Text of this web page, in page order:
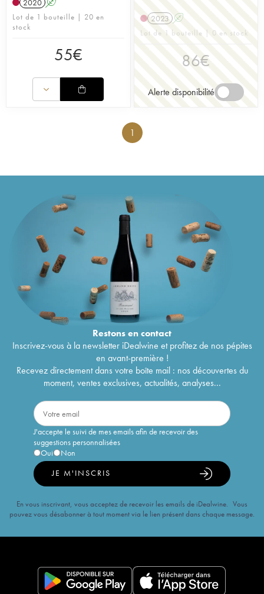
2020 A
Lot de 1 bouteille | 20 en
stock
55€
2023 A
Lot de 1 bouteille | 0 en stock
86€
Alerte disponibilité
1
Restons encontact
Inscrivez-vous à la newsletter iDealwine et profitez de nos pépites
en avant-première !
Recevez directement dans votre boîte mail : nos découvertes du
moment, ventes exclusives, actualités, analyses...
J'accepte le suivi de mes emails afin de recevoir des
suggestions personnalisées
Oui
Non
JE M'INSCRIS
En vous inscrivant, vous acceptez de recevoir les emails de iDealwine. Vous
pouvez vous désabonner à tout moment via le lien présent dans chaque message.